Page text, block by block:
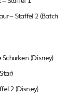
– Staffel 2 (Batch
(Disney)
2 (Disney)